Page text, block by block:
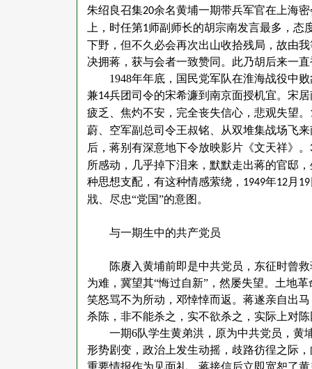
朱绍良召集20余名黄埔一期带兵军官在上海
上，时任第1师副师长的胡宗南发言最多，态
下野，但不久必会再次出山收拾残局，故由
决拥蒋，获与会者一致赞同。此乃胡后来一
1948年年底，国民党军队在淮海战役中
兼14兵团司令的宋希濂到南京面授机宜。宋
疲乏、焦灼不安，完全丧失信心，悲观失望。
蔚、空军副总司令王叔铭、从双堆集战场飞
后，蒋别有深意地下令放映影片《文天祥》。
所感动，几乎掉下泪来，默默走出蒋的官邸
种思想支配，有这种情感萦绕， 1949年12月 19
戕、尽忠“党国”的意图。
与一期生中的共产党员
陈赓入黄埔前即是中共党员，东征时曾
为难，冀望其“悔过自新”，然屡失望。土地
笑怒骂不为所动，邓悻悻而返。蒋遂亲自出
杀陈，非不能杀之，实不欲杀之，实际上对
一期6队学生黄弟洪，原为中共党员，黄
形势剧变，政治上发生动摇，歧路彷徨之际
重要情报作为见面礼。蒋接信后立即宽恕了